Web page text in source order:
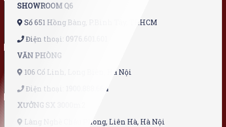
SHOWROOM Q6
Số 651 Hồng Bàng, P.Bình Tây, TP.HCM
Điện thoại: 0976.601.601
VĂN PHÒNG
106 Cổ Linh, Long Biên, Hà Nội
Điện thoại:
1900.888.664
XƯỞNG SX 3000m2
Làng Nghề Châu Phong, Liên Hà, Hà Nội